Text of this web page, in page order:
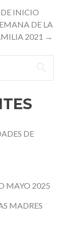
INICIO
DE LA
2021 →
DE
MAYO 2025
MADRES